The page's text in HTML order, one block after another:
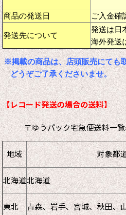
商品の発送日 ご入金確
発送先について
発送は日
海外発送
※掲載の商品は、店頭販売にても
どうぞご了承くださいませ。
【レコード発送の場合の送料】
〒ゆうパック宅急便送料一覧
地域 対象都
北海道北海道
東北 青森、岩手、宮城、秋田、